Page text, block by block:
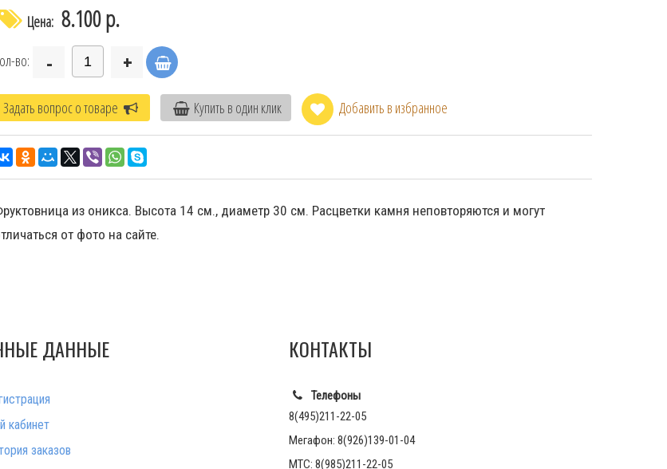
Цена: 8.100 р.
во: - +
Задать вопрос о товаре Купить в один клик Добавить в избранное
из оникса. Высота 14 см., диаметр 30 см. Расцветки камня неповторяются и могут
от фото на сайте.
ДАННЫЕ
кабинет
заказов
КОНТАКТЫ
Телефоны
8(495)211-22-05
Мегафон: 8(926)139-01-04
МТС: 8(985)211-22-05